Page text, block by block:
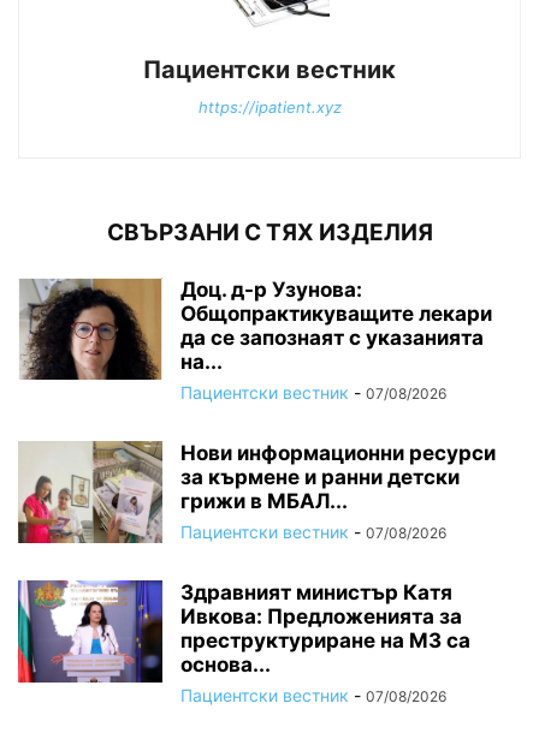
Пациентски вестник
https://ipatient.xyz
СВЪРЗАНИ С ТЯХ ИЗДЕЛИЯ
Доц. д-р Узунова:
Общопрактикуващите лекари
да се запознаят с указанията
на...
Пациентски вестник - 07/08/2026
Нови информационни ресурси
за кърмене и ранни детски
грижи в МБАЛ...
Пациентски вестник - 07/08/2026
Здравният министър Катя
Ивкова: Предложенията за
преструктуриране на МЗ са
основа...
Пациентски вестник - 07/08/2026